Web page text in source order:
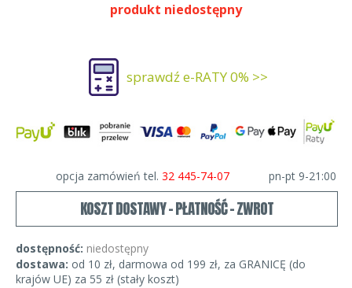
produkt niedostępny
sprawdź e-RATY 0% >>
opcja zamówień tel. 32 445-74-07 pn-pt 9-21:00
KOSZT DOSTAWY - PŁATNOŚĆ - ZWROT
dostępność: niedostępny
dostawa: od 10 zł, darmowa od 199 zł, za GRANICĘ (do
krajów UE) za 55 zł (stały koszt)